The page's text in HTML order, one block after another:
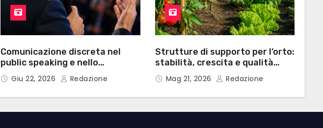
Comunicazione discreta nel
public speaking e nello
spettacolo: guida ai
microauricolari professionali
Giu 22, 2026 Redazione
Strutture di supporto per l’orto:
stabilità, crescita e qualità
nella produzione domestica
Mag 21, 2026 Redazione